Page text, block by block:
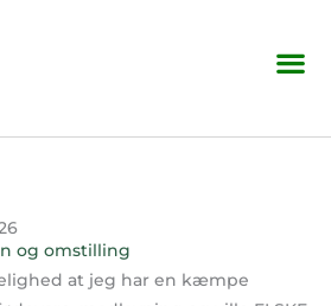
og omstilling
at jeg har en kæmpe